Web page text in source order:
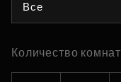
Все
Количество комнат